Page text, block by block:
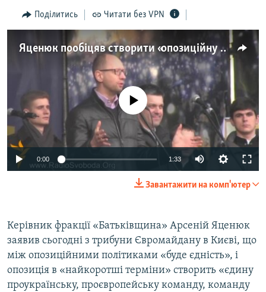
навігації
Перейти
БЛОГИ
ВСЕ ЗА ДЕНЬ
СПЕЦПРОЕКТИ
ДЕПОРТАЦІЯ
ВІДЕОУРОКИ «ELIFBE»
СВІДЧЕННЯ ОКУПАЦІЇ
ЯК ОБІЙТИ БЛОКУВАННЯ
Русский
Qırımtatar
Усі сайти RFE/RL
Поділитись Читати без VPN
Яценюк пообіцяв створити «опозиційну команду»
No media source currently available
0:00 1:33
Завантажити на комп'ютер
Керівник фракції «Батьківщина» Арсеній Яценюк
заявив сьогодні з трибуни Євромайдану в Києві, що
між опозиційними політиками «буде єдність», і
опозиція в «найкоротші терміни» створить «єдину
проукраїнську, проєвропейську команду, команду